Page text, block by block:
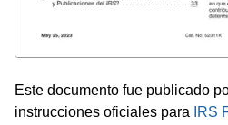
Este documento fue publicado
instrucciones oficiales para
IRS